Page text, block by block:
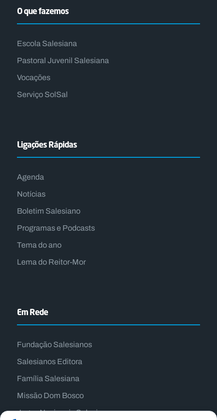
O que fazemos
Escola Salesiana
Pastoral Juvenil Salesiana
Vocações
Serviço SolSal
Ligações Rápidas
Agenda
Notícias
Boletim Salesiano
Programas e Podcasts
Tema do ano
Lema do Reitor-Mor
Em Rede
Fundação Salesianos
Salesianos Editora
Família Salesiana
Missão Dom Bosco
Jogos Nacionais Salesianos